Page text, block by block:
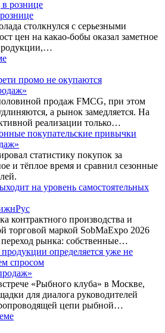
столкнулся с серьезными
цен на какао-бобы оказал заметное
промо не окупаются
продаж FMCG, при этом
а рынок замедляется. На
реализации только…
покупательские привычки
статистику покупок за
и тёплое время и сравнил сезонные
на уровень самостоятельных
контрактного производства и
торговой маркой SobMaExpo 2026
переход рынка: собственные…
определяется уже не
спросом
«Рыбного клуба» в Москве,
для диалога руководителей
цепи рыбной…